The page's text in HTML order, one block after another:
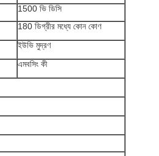
1500 ভি ডিসি
180 ডিগ্রীর মধ্যে কোন কোণ
ইউভি মুদ্রণ
এমবসিং কী